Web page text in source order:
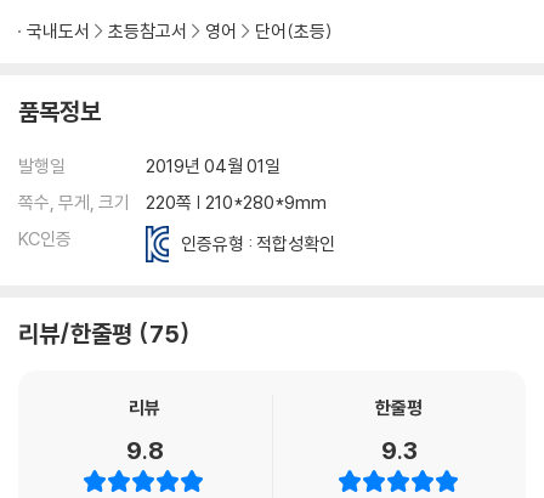
종합 문제 Day 11~20
Day 23 / 24 Where is it? 그것은 어디에 있나요?
Day 27 / 28 Dos & Don'ts 할 것들과 안 할 것들
종합 문제 Day 21~28
[초등 영단어 철자 쓸 수 있을 때까지 2]
Day 31 / 32 My House 나의 집
Day 35 / 36 Hobby 취미
Day 37 / 38 Goods & Bads 좋은 점과 나쁜 점
종합 문제 Day 29~38
국내도서 초등참고서 영어 단어(초등)
품목정보
발행일
2019년 04월 01일
쪽수, 무게, 크기
220쪽 | 210*280*9mm
KC인증
인증유형 : 적합성확인
리뷰/한줄평 75
리뷰
9.8
한줄평
9.3